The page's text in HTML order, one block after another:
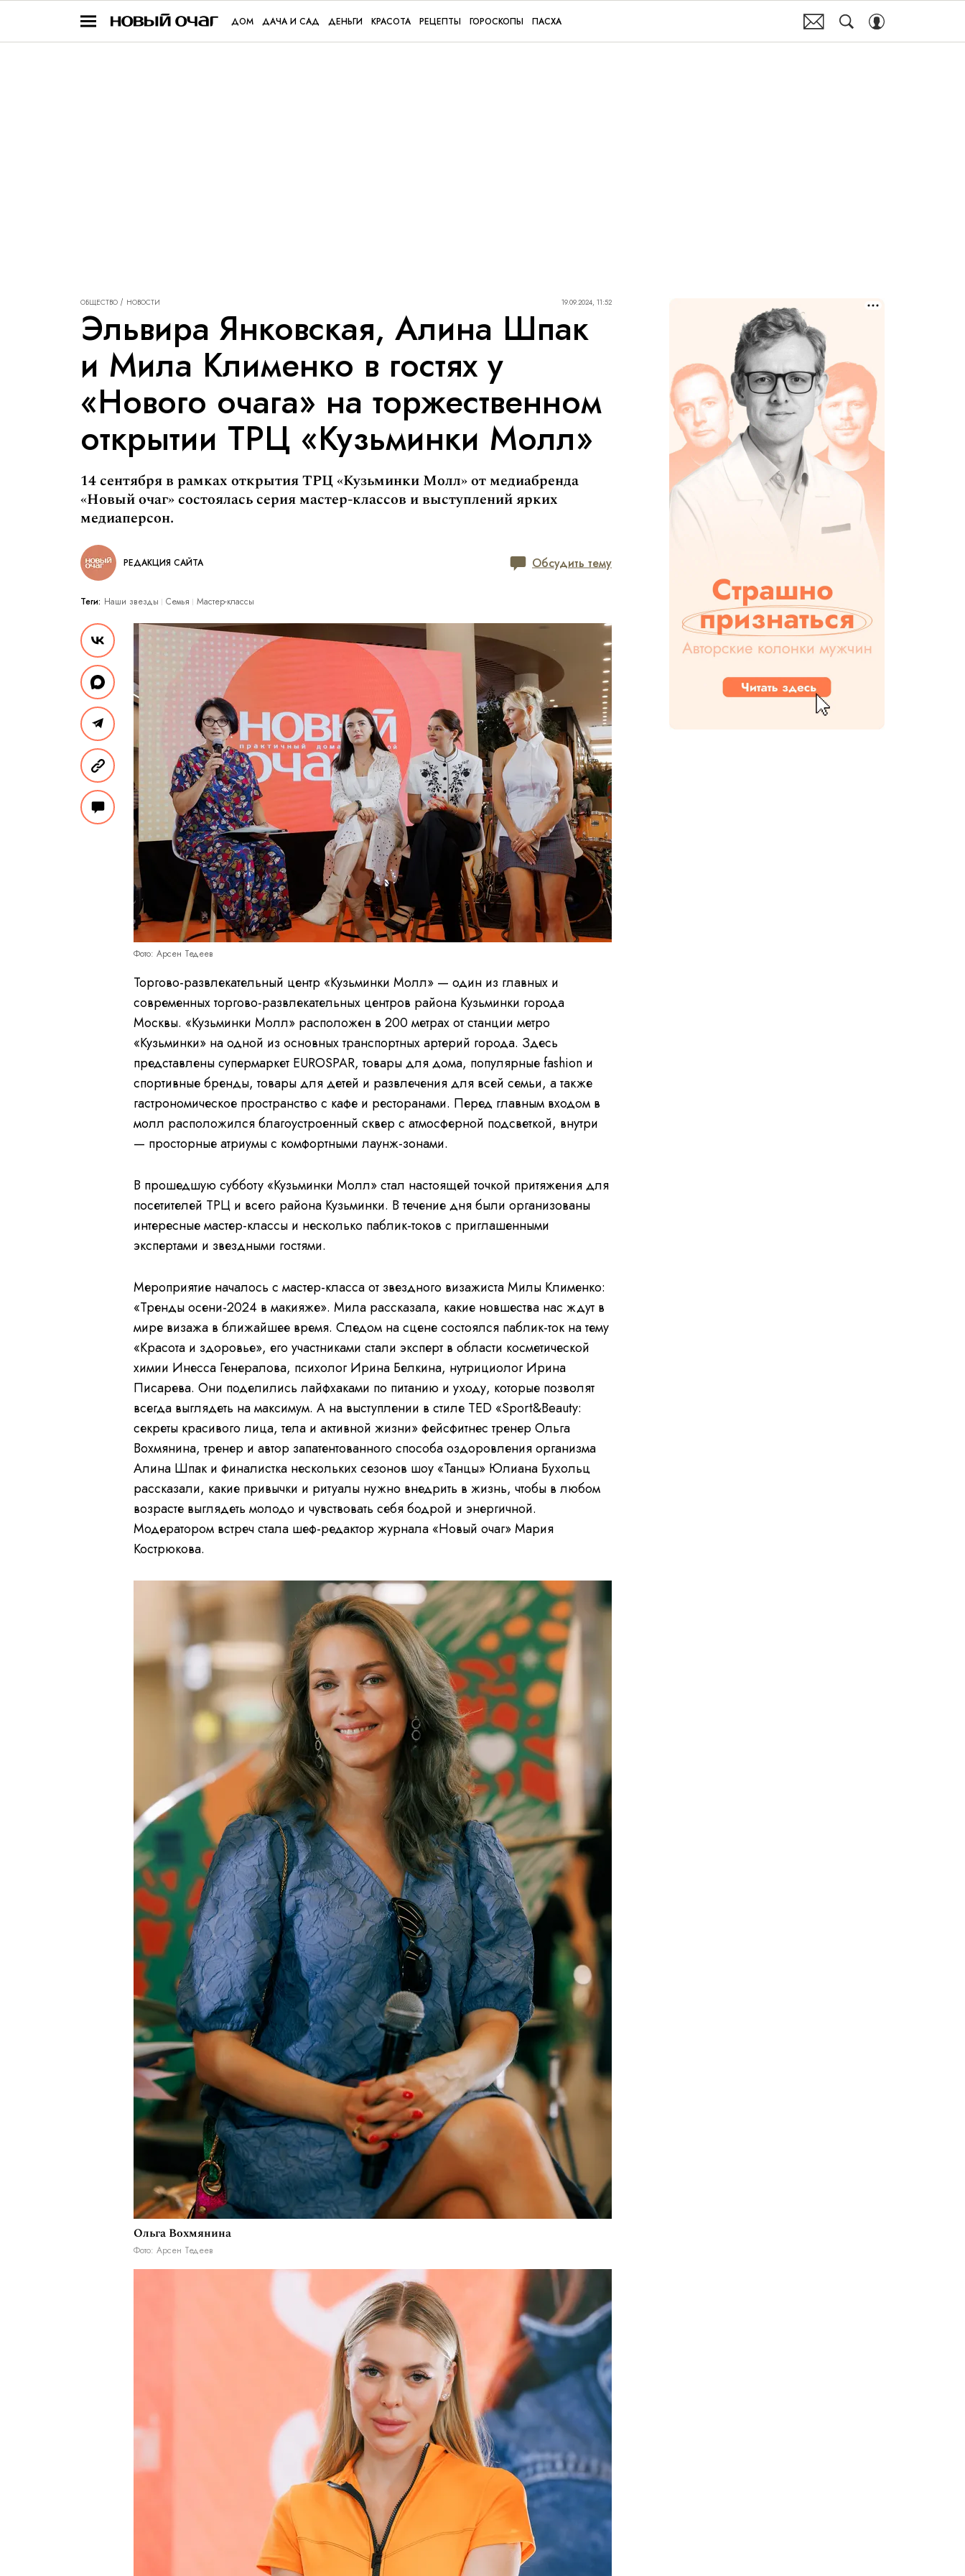
ДОМ ДАЧА И САД ДЕНЬГИ КРАСОТА РЕЦЕПТЫ ГОРОСКОПЫ ПАСХА
ОБЩЕСТВО НОВОСТИ 19.09.2024, 11:52
Эльвира Янковская, Алина Шпак
и Мила Клименко в гостях у
«Нового очага» на торжественном
открытии ТРЦ «Кузьминки Молл»
14 сентября в рамках открытия ТРЦ «Кузьминки Молл» от медиабренда
«Новый очаг» состоялась серия мастер-классов и выступлений ярких
медиаперсон.
РЕДАКЦИЯ САЙТА Обсудить тему
Теги: Наши звезды Семья Мастер-классы
Фото: Арсен Тедеев
Торгово-развлекательный центр «Кузьминки Молл» — один из главных и
современных торгово-развлекательных центров района Кузьминки города
Москвы. «Кузьминки Молл» расположен в 200 метрах от станции метро
«Кузьминки» на одной из основных транспортных артерий города. Здесь
представлены супермаркет EUROSPAR, товары для дома, популярные fashion и
спортивные бренды, товары для детей и развлечения для всей семьи, а также
гастрономическое пространство с кафе и ресторанами. Перед главным входом в
молл расположился благоустроенный сквер с атмосферной подсветкой, внутри
— просторные атриумы с комфортными лаунж-зонами.
В прошедшую субботу «Кузьминки Молл» стал настоящей точкой притяжения для
посетителей ТРЦ и всего района Кузьминки. В течение дня были организованы
интересные мастер-классы и несколько паблик-токов с приглашенными
экспертами и звездными гостями.
Мероприятие началось с мастер-класса от звездного визажиста Милы Клименко:
«Тренды осени-2024 в макияже». Мила рассказала, какие новшества нас ждут в
мире визажа в ближайшее время. Следом на сцене состоялся паблик-ток на тему
«Красота и здоровье», его участниками стали эксперт в области косметической
химии Инесса Генералова, психолог Ирина Белкина, нутрициолог Ирина
Писарева. Они поделились лайфхаками по питанию и уходу, которые позволят
всегда выглядеть на максимум. А на выступлении в стиле TED «Sport&Beauty:
секреты красивого лица, тела и активной жизни» фейсфитнес тренер Ольга
Вохмянина, тренер и автор запатентованного способа оздоровления организма
Алина Шпак и финалистка нескольких сезонов шоу «Танцы» Юлиана Бухольц
рассказали, какие привычки и ритуалы нужно внедрить в жизнь, чтобы в любом
возрасте выглядеть молодо и чувствовать себя бодрой и энергичной.
Модератором встреч стала шеф-редактор журнала «Новый очаг» Мария
Кострюкова.
Ольга Вохмянина
Фото: Арсен Тедеев